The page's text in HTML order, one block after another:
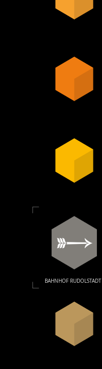
BAHNHOF RUDOLSTADT